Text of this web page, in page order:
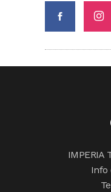
IMPERIA
Info